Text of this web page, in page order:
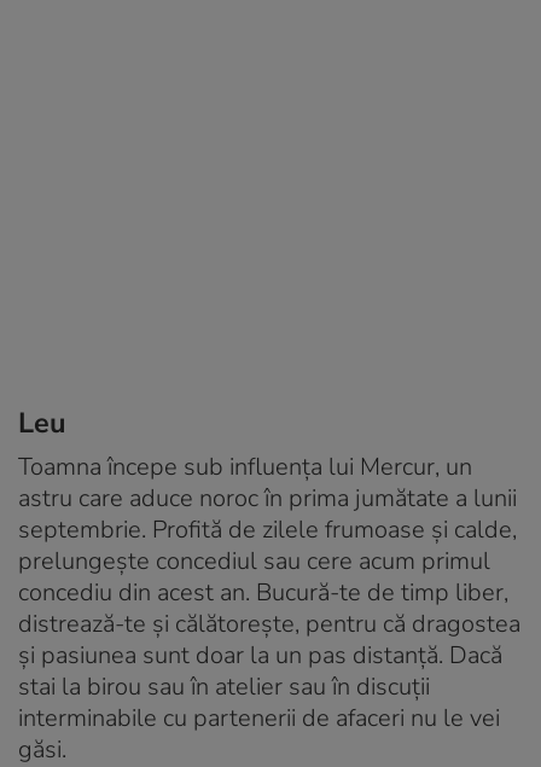
Leu
Toamna începe sub influența lui Mercur, un
astru care aduce noroc în prima jumătate a lunii
septembrie. Profită de zilele frumoase și calde,
prelungește concediul sau cere acum primul
concediu din acest an. Bucură-te de timp liber,
distrează-te și călătorește, pentru că dragostea
și pasiunea sunt doar la un pas distanță. Dacă
stai la birou sau în atelier sau în discuții
interminabile cu partenerii de afaceri nu le vei
găsi.